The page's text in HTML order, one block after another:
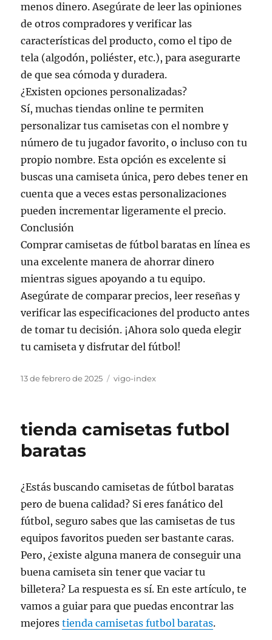
menos dinero. Asegúrate de leer las opiniones
de otros compradores y verificar las
características del producto, como el tipo de
tela (algodón, poliéster, etc.), para asegurarte
de que sea cómoda y duradera.
¿Existen opciones personalizadas?
Sí, muchas tiendas online te permiten
personalizar tus camisetas con el nombre y
número de tu jugador favorito, o incluso con tu
propio nombre. Esta opción es excelente si
buscas una camiseta única, pero debes tener en
cuenta que a veces estas personalizaciones
pueden incrementar ligeramente el precio.
Conclusión
Comprar camisetas de fútbol baratas en línea es
una excelente manera de ahorrar dinero
mientras sigues apoyando a tu equipo.
Asegúrate de comparar precios, leer reseñas y
verificar las especificaciones del producto antes
de tomar tu decisión. ¡Ahora solo queda elegir
tu camiseta y disfrutar del fútbol!
Publicado
13 de febrero de 2025 Categorías
vigo-index
tienda camisetas futbol
baratas
¿Estás buscando camisetas de fútbol baratas
pero de buena calidad? Si eres fanático del
fútbol, seguro sabes que las camisetas de tus
equipos favoritos pueden ser bastante caras.
Pero, ¿existe alguna manera de conseguir una
buena camiseta sin tener que vaciar tu
billetera? La respuesta es sí. En este artículo, te
vamos a guiar para que puedas encontrar las
mejorestienda camisetas futbol baratas.